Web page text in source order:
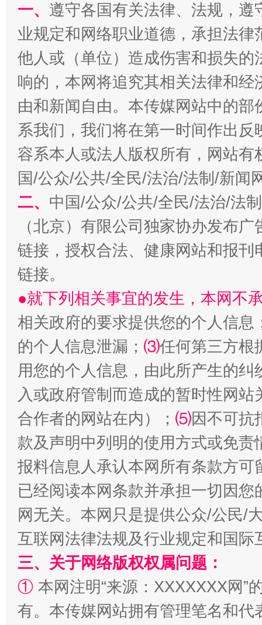
千年窑火 生生不息 一
揭开“小金库”的免责幌子
受贿1.44亿！段成刚被判无期 从幼
全民健身五年计划来了！等你上场
一、 遵守各国有关法律、法规，
业规定和网络职业道德，承担法
他人或（单位）造成伤害和损失
响的，本网将追究其相关法律和
由和新闻自由。本传媒网站中的
系我们，我们将在第一时间作出
容系本人或法人版权所有，网站
国/公众/公共/全民/法治/法制/新闻
二、 中国/公众/公共/全民/法治/法
（北京）有限公司独家协办发布
链接，授权合法、健康网站和报
链接。
●就下列相关事宜的发生，本网不
相关政府的要求提供您的个人信息
的个人信息泄漏； ⑶任何第三方根
用您的个人信息，由此所产生的纠
入或政府管制而造成的暂时性网
合作者的网站在内）； ⑸因不可抗
款及声明中列明的使用方式或免责
报料信息人承认本网所有条款方
已经阅读本网条款并承担一切因
网无关。本网只是提供公众/公民/
互联网法律法规及行业规定和国
三、关于网络版权权属问题：
① 本网注明“来源：XXXXXXX网”
有。本传媒网站拥有管理笔名和